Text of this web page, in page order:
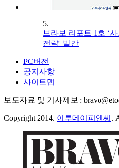
5.
브라보 리포트 1호 ‘
전략’ 발간
PC버전
공지사항
사이트맵
보도자료 및 기사제보 :
Copyright 2014. 이투데이피엔씨 .